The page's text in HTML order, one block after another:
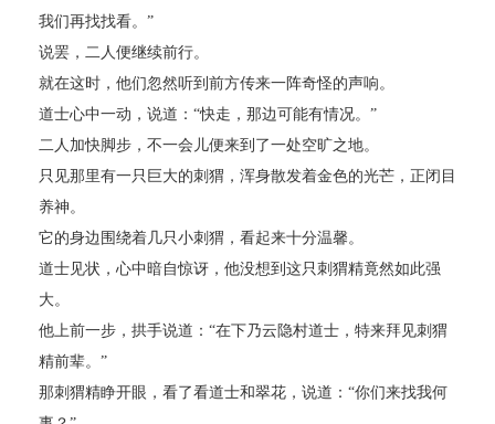
我们再找找看。”
说罢，二人便继续前行。
就在这时，他们忽然听到前方传来一阵奇怪的声响。
道士心中一动，说道：“快走，那边可能有情况。”
二人加快脚步，不一会儿便来到了一处空旷之地。
只见那里有一只巨大的刺猬，浑身散发着金色的光芒，正闭目
养神。
它的身边围绕着几只小刺猬，看起来十分温馨。
道士见状，心中暗自惊讶，他没想到这只刺猬精竟然如此强
大。
他上前一步，拱手说道：“在下乃云隐村道士，特来拜见刺猬
精前辈。”
那刺猬精睁开眼，看了看道士和翠花，说道：“你们来找我何